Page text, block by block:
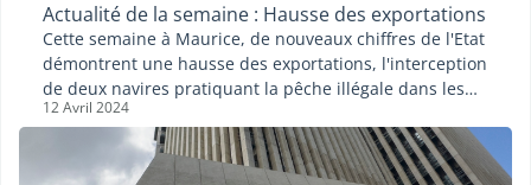
Actualité de la semaine : Hausse des exportations
Cette semaine à Maurice, de nouveaux chiffres de l'Etat
démontrent une hausse des exportations, l'interception
de deux navires pratiquant la pêche illégale dans les
eaux locales et les mauriciens de confession islamique
ont célébré l'Eid-ul-Fitr.
12 Avril 2024